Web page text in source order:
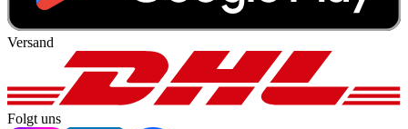
Versand
Folgt uns